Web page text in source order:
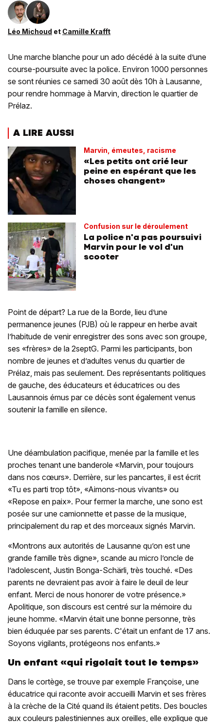
Léo Michoud et Camille Krafft
Une marche blanche pour un ado décédé à la suite d’une
course-poursuite avec la police. Environ 1000 personnes
se sont réunies ce samedi 30 août dès 10h à Lausanne,
pour rendre hommage à Marvin, direction le quartier de
Prélaz.
A LIRE AUSSI
Marvin, émeutes, racisme
«Les petits ont crié leur
peine en espérant que les
choses changent»
Confusion sur le déroulement
La police n'a pas poursuivi
Marvin pour le vol d'un
scooter
Point de départ? La rue de la Borde, lieu d’une
permanence jeunes (PJB) où le rappeur en herbe avait
l’habitude de venir enregistrer des sons avec son groupe,
ses «frères» de la 2septG. Parmi les participants, bon
nombre de jeunes et d’adultes venus du quartier de
Prélaz, mais pas seulement. Des représentants politiques
de gauche, des éducateurs et éducatrices ou des
Lausannois émus par ce décès sont également venus
soutenir la famille en silence.
Une déambulation pacifique, menée par la famille et les
proches tenant une banderole «Marvin, pour toujours
dans nos cœurs». Derrière, sur les pancartes, il est écrit
«Tu es parti trop tôt», «Aimons-nous vivants» ou
«Repose en paix». Pour fermer la marche, une sono est
posée sur une camionnette et passe de la musique,
principalement du rap et des morceaux signés Marvin.
«Montrons aux autorités de Lausanne qu’on est une
grande famille très digne», scande au micro l’oncle de
l’adolescent, Justin Bonga-Schärli, très touché. «Des
parents ne devraient pas avoir à faire le deuil de leur
enfant. Merci de nous honorer de votre présence.»
Apolitique, son discours est centré sur la mémoire du
jeune homme. «Marvin était une bonne personne, très
bien éduquée par ses parents. C'était un enfant de 17 ans.
Soyons vigilants, protégeons nos enfants.»
Un enfant «qui rigolait tout le temps»
Dans le cortège, se trouve par exemple Françoise, une
éducatrice qui raconte avoir accueilli Marvin et ses frères
à la crèche de la Cité quand ils étaient petits. Des boucles
aux couleurs palestiniennes aux oreilles, elle explique que